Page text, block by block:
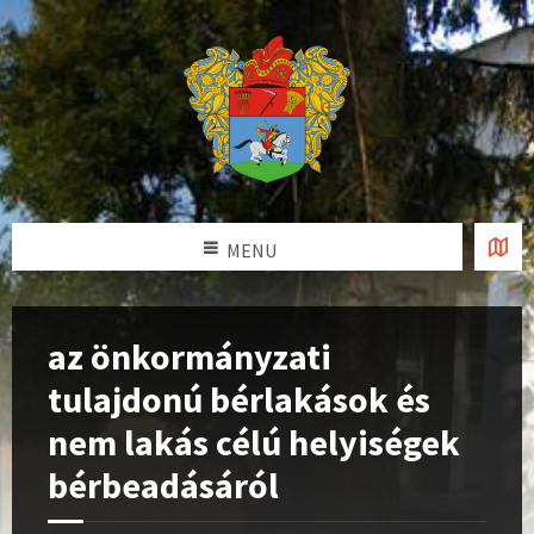
MENU
az önkormányzati
tulajdonú bérlakások és
nem lakás célú helyiségek
bérbeadásáról